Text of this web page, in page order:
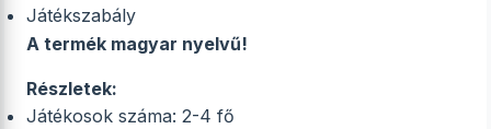
Játékszabály
A termék magyar nyelvű!
Részletek:
Játékosok száma: 2-4 fő